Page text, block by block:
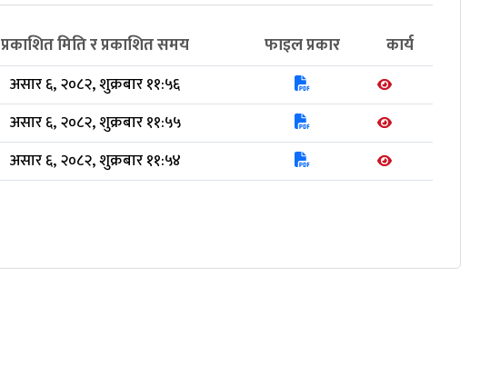
प्रकाशित मिति र प्रकाशित समय फाइल प्रकार कार्य
असार ६, २०८२, शुक्रबार ११:५६
असार ६, २०८२, शुक्रबार ११:५५
असार ६, २०८२, शुक्रबार ११:५४